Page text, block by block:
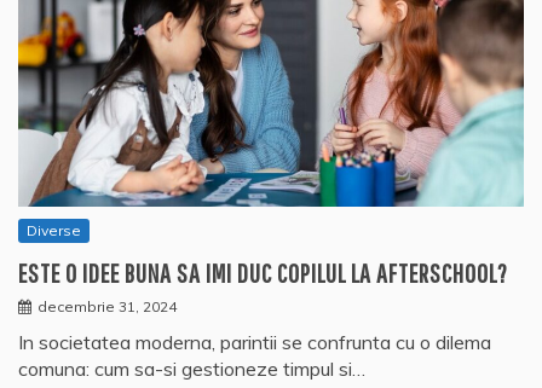
Diverse
ESTE O IDEE BUNA SA IMI DUC COPILUL LA AFTERSCHOOL?
decembrie 31, 2024
In societatea moderna, parintii se confrunta cu o dilema
comuna: cum sa-si gestioneze timpul si…